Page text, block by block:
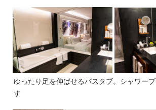
ゆったり足を伸ばせるバスタブ。シャワー
す